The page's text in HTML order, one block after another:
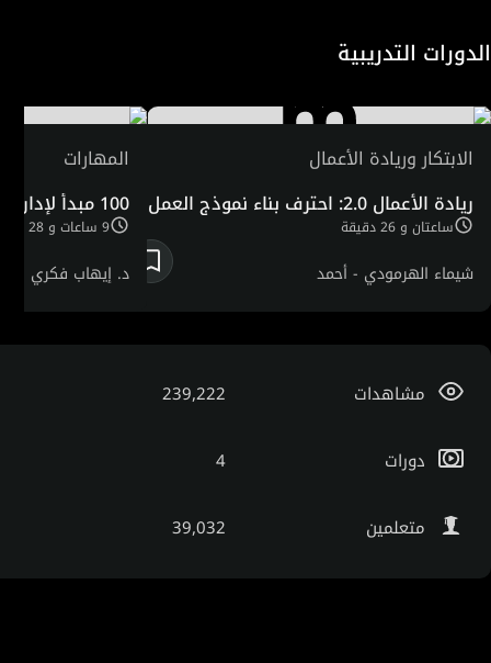
جامعة عين شمس، ودرجة الماجستير في إدارة الأعمال من
الأكاديمية العربية للعلوم والتكنولوجيا، وكذلك درجة الدكتوراة
في استراتيجيات التسويق من الجامعة الأمريكية بلندن، فإن له
خبرة طويلة قضاها في تولي المسؤوليات الهامة مع كبرى
الشركات العالمية والمتعددة الجنسيات، كما له مساهمات
عديدة في مجال الاستشارات الإدارية والتدريب والمحاضرات
الدورات التدريبية
الابتكار وريادة الأعمال
ريادة الأعمال 2.0: احترف بناء نموذج العمل
ساعتان و 26 دقيقة
شيماء الهرمودي -أحمد
المهارات
100 مبدأ لإدارة العمل والحياة
9 ساعات و 28 دقيقة
د. إيهاب فكري
مشاهدات 239,222
دورات 4
متعلمين 39,032